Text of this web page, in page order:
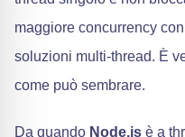
maggiore concurrency
soluzioni multi-thread. È
come può sembrare.
Da quando Node.js è a